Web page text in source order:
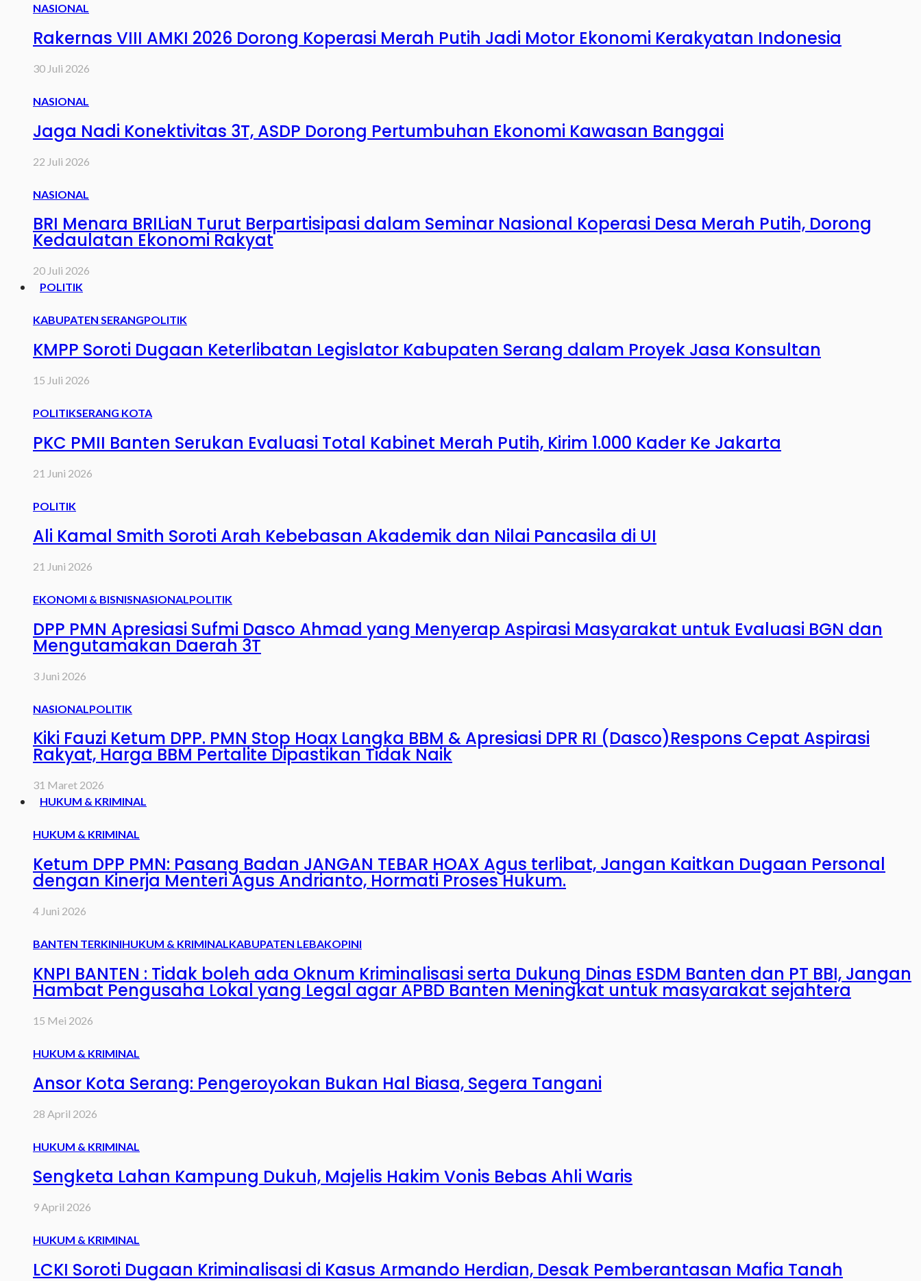
NASIONAL
Rakernas VIII AMKI 2026 Dorong Koperasi Merah Putih Jadi Motor Ekonomi Kerakyatan Indonesia
30 Juli 2026
NASIONAL
Jaga Nadi Konektivitas 3T, ASDP Dorong Pertumbuhan Ekonomi Kawasan Banggai
22 Juli 2026
NASIONAL
BRI Menara BRILiaN Turut Berpartisipasi dalam Seminar Nasional Koperasi Desa Merah Putih, Dorong
Kedaulatan Ekonomi Rakyat
20 Juli 2026
POLITIK
KABUPATEN SERANGPOLITIK
KMPP Soroti Dugaan Keterlibatan Legislator Kabupaten Serang dalam Proyek Jasa Konsultan
15 Juli 2026
POLITIKSERANG KOTA
PKC PMII Banten Serukan Evaluasi Total Kabinet Merah Putih, Kirim 1.000 Kader Ke Jakarta
21 Juni 2026
POLITIK
Ali Kamal Smith Soroti Arah Kebebasan Akademik dan Nilai Pancasila di UI
21 Juni 2026
EKONOMI & BISNISNASIONAL POLITIK
DPP PMN Apresiasi Sufmi Dasco Ahmad yang Menyerap Aspirasi Masyarakat untuk Evaluasi BGN dan
Mengutamakan Daerah 3T
3 Juni 2026
NASIONAL POLITIK
Kiki Fauzi Ketum DPP. PMN Stop Hoax Langka BBM & Apresiasi DPR RI (Dasco)Respons Cepat Aspirasi
Rakyat, Harga BBM Pertalite Dipastikan Tidak Naik
31 Maret 2026
HUKUM & KRIMINAL
HUKUM & KRIMINAL
Ketum DPP PMN: Pasang Badan JANGAN TEBAR HOAX Agus terlibat, Jangan Kaitkan Dugaan Personal
dengan Kinerja Menteri Agus Andrianto, Hormati Proses Hukum.
4 Juni 2026
BANTEN TERKINIHUKUM & KRIMINALKABUPATEN LEBAKOPINI
KNPI BANTEN : Tidak boleh ada Oknum Kriminalisasi serta Dukung Dinas ESDM Banten dan PT BBI, Jangan
Hambat Pengusaha Lokal yang Legal agar APBD Banten Meningkat untuk masyarakat sejahtera
15 Mei 2026
HUKUM & KRIMINAL
Ansor Kota Serang: Pengeroyokan Bukan Hal Biasa, Segera Tangani
28 April 2026
HUKUM & KRIMINAL
Sengketa Lahan Kampung Dukuh, Majelis Hakim Vonis Bebas Ahli Waris
9 April 2026
HUKUM & KRIMINAL
LCKI Soroti Dugaan Kriminalisasi di Kasus Armando Herdian, Desak Pemberantasan Mafia Tanah